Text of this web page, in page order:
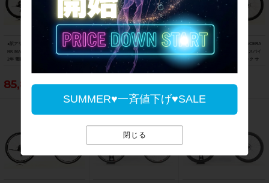
SUMMER♥一斉値下げ♥SALE
閉じる
●訳アリ ベネリ BENELLI マンタス27T
RK MANTUS 27 TRK 機械式DISC 202
2年 電動アシスト自転車 27インチ ワイ
85,800円
美品 ジャイアント GIANT クロスター
CROSTAR ACERA 2021年 クロスバイ
ク Mサイズ スカイブルー サイドスタン
44,000円
ビアンキ BIANCHI C-SPORT 2 ACERA
ステップスルー仕様 2023年 クロスバイ
ク 43サイズ ロックサンド/ブラック サ
イドスタンド付
48,400円